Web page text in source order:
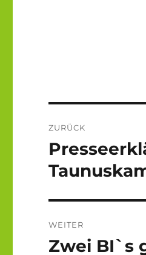
ZURÜCK
Vorheriger
Beitrag:
WEITER
Nächster
Zwei BI`s